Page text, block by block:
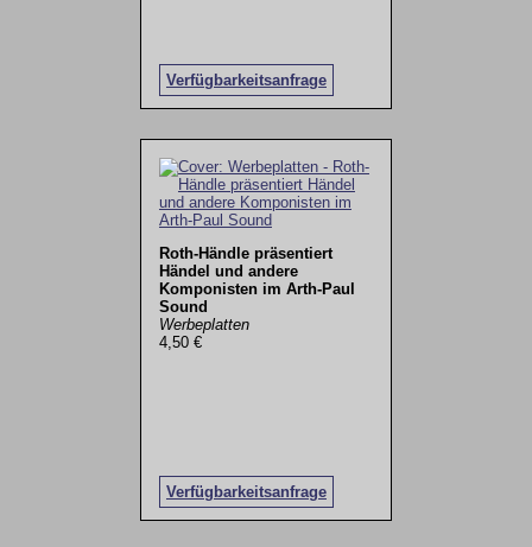
Verfügbarkeitsanfrage
Roth-Händle präsentiert
Händel und andere
Komponisten im Arth-Paul
Sound
Werbeplatten
4,50 €
Verfügbarkeitsanfrage